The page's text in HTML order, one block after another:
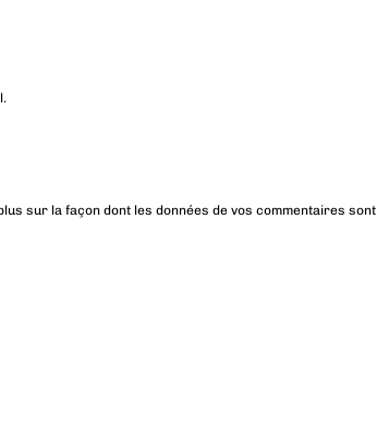
sur la façon dont les données de vos commentaires sont